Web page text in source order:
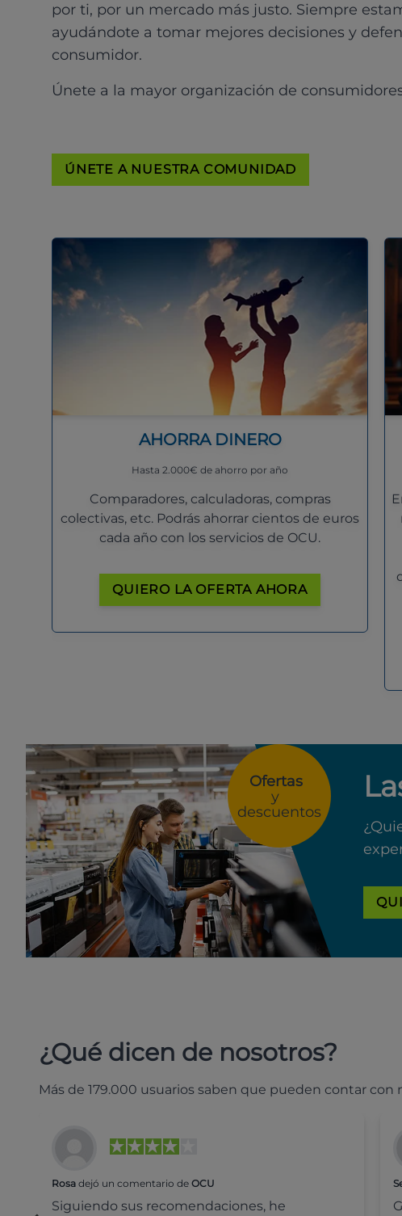
por ti, por un mercado más justo. Siempre
ayudándote a tomar mejores decisiones y
consumidor.
Únete a la mayor organización de
ÚNETE A NUESTRA COMUNIDAD
AHORRA DINERO
Hasta 2.000€ de ahorro por año
Comparadores, calculadoras, compras
colectivas, etc. Podrás ahorrar cientos de euros
cada año con los servicios de OCU.
QUIERO LA OFERTA AHORA
Ofertas
y
descuentos
¿Qué dicen de nosotros?
Más de 179.000 usuarios saben que pueden contar con
Rosa dejó un comentario de OCU
Siguiendo sus recomendaciones, he